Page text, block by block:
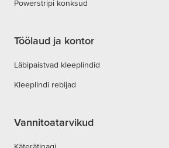
Powerstripi konksud
Töölaud ja kontor
Läbipaistvad kleeplindid
Kleeplindi rebijad
Vannitoatarvikud